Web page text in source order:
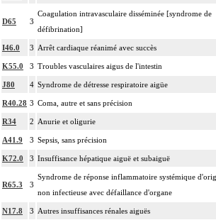
D65 3
Coagulation intravasculaire disséminée [syndrome de
défibrination]
I46.0 3 Arrêt cardiaque réanimé avec succès
K55.0 3 Troubles vasculaires aigus de l'intestin
J80 4 Syndrome de détresse respiratoire aigüe
R40.28 3 Coma, autre et sans précision
R34 2 Anurie et oligurie
A41.9 3 Sepsis, sans précision
K72.0 3 Insuffisance hépatique aiguë et subaiguë
R65.3 3
Syndrome de réponse inflammatoire systémique
non infectieuse avec défaillance d'organe
N17.8 3 Autres insuffisances rénales aiguës